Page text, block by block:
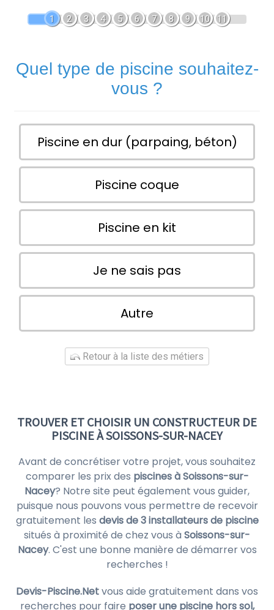
1 2 3 4 5 6 7 8 9 10 11
Quel type de piscine souhaitez-
vous ?
Piscine en dur (parpaing, béton)
Piscine coque
Piscine en kit
Je ne sais pas
Autre
Retour à la liste des métiers
TROUVER ET CHOISIR UN CONSTRUCTEUR DE
PISCINE À SOISSONS-SUR-NACEY
Avant de concrétiser votre projet, vous souhaitez
comparer les prix des piscines à Soissons-sur-
Nacey? Notre site peut également vous guider,
puisque nous pouvons vous permettre de recevoir
gratuitement les devis de 3 installateurs de piscine
situés à proximité de chez vous à Soissons-sur-
Nacey. C'est une bonne manière de démarrer vos
recherches !
Devis-Piscine.Netvous aide gratuitement dans vos
recherches pour faire poser une piscine hors sol,